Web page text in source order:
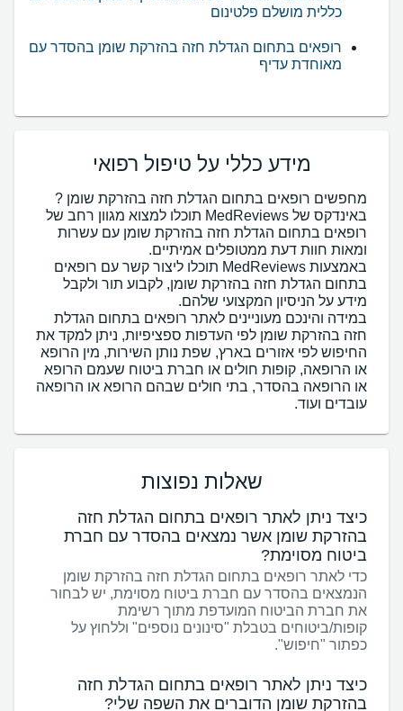
כללית מושלם פלטינום
רופאים בתחום הגדלת חזה בהזרקת שומן בהסדר עם
מאוחדת עדיף
מידע כללי על טיפול רפואי
מחפשים רופאים בתחום הגדלת חזה בהזרקת שומן ?
באינדקס של MedReviews תוכלו למצוא מגוון רחב של
רופאים בתחום הגדלת חזה בהזרקת שומן עם עשרות
באמצעות MedReviews תוכלו ליצור קשר עם רופאים
בתחום הגדלת חזה בהזרקת שומן, לקבוע תור ולקבל
במידה והינכם מעוניינים לאתר רופאים בתחום הגדלת
חזה בהזרקת שומן לפי העדפות ספציפיות, ניתן למקד את
החיפוש לפי אזורים בארץ, שפת נותן השירות, מין הרופא
או הרופאה, קופות חולים או חברת ביטוח שעמם הרופא
או הרופאה בהסדר, בתי חולים שבהם הרופא או הרופאה
עובדים ועוד.
שאלות נפוצות
כיצד ניתן לאתר רופאים בתחום הגדלת חזה
בהזרקת שומן אשר נמצאים בהסדר עם חברת
ביטוח מסוימת?
כדי לאתר רופאים בתחום הגדלת חזה בהזרקת שומן
הנמצאים בהסדר עם חברת ביטוח מסוימת, יש לבחור
את חברת הביטוח המועדפת מתוך רשימת
קופות/ביטוחים בטבלת "סינונים נוספים" וללחוץ על
כפתור "חיפוש".
כיצד ניתן לאתר רופאים בתחום הגדלת חזה
בהזרקת שומן הדוברים את השפה שלי?